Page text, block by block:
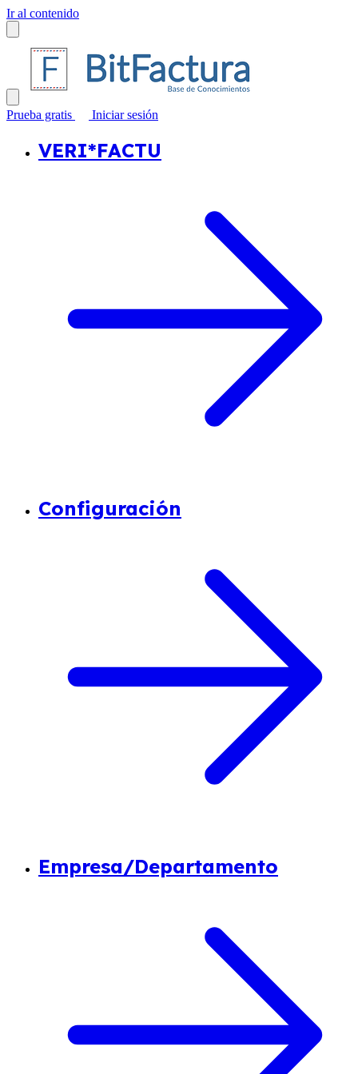
Ir al contenido
Prueba gratis Iniciar sesión
VERI*FACTU
Configuración
Empresa/Departamento